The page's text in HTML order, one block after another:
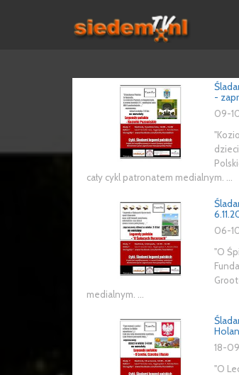
-
09-
cały cykl patronatem medialnym. ...
06-
"O
medialnym. ...
18-
"O